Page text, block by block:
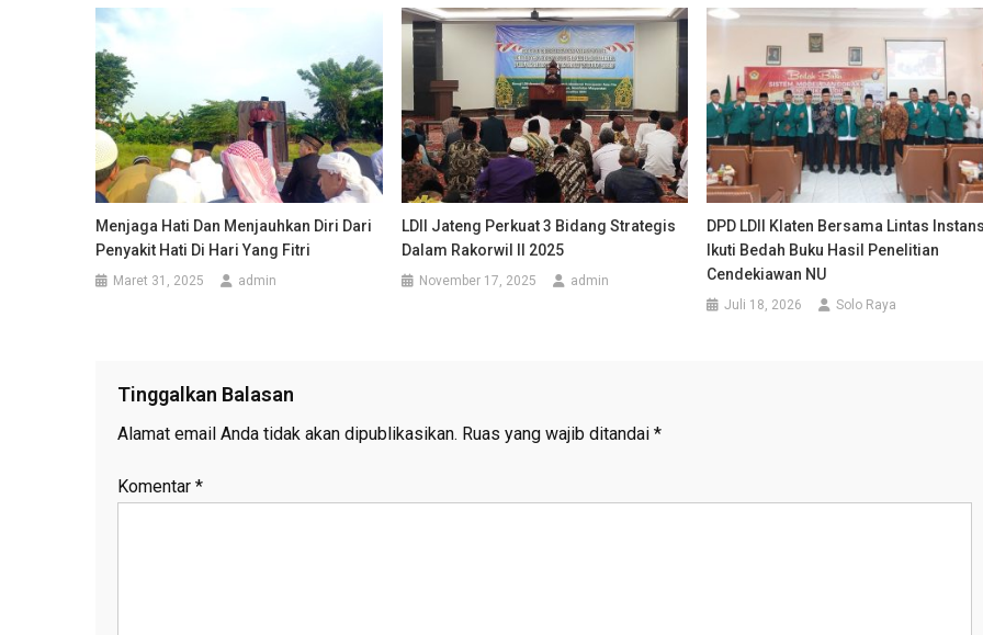
Menjaga Hati Dan Menjauhkan Diri Dari
Penyakit Hati Di Hari Yang Fitri
Maret 31, 2025 admin
LDII Jateng Perkuat 3 Bidang Strategis
Dalam Rakorwil II 2025
November 17, 2025 admin
DPD LDII Klaten Bersama Lintas
Ikuti Bedah Buku Hasil Penelitian
Cendekiawan NU
Juli 18, 2026 Solo Raya
Tinggalkan Balasan
Alamat email Anda tidak akan dipublikasikan. Ruas yang wajib ditandai *
Komentar *